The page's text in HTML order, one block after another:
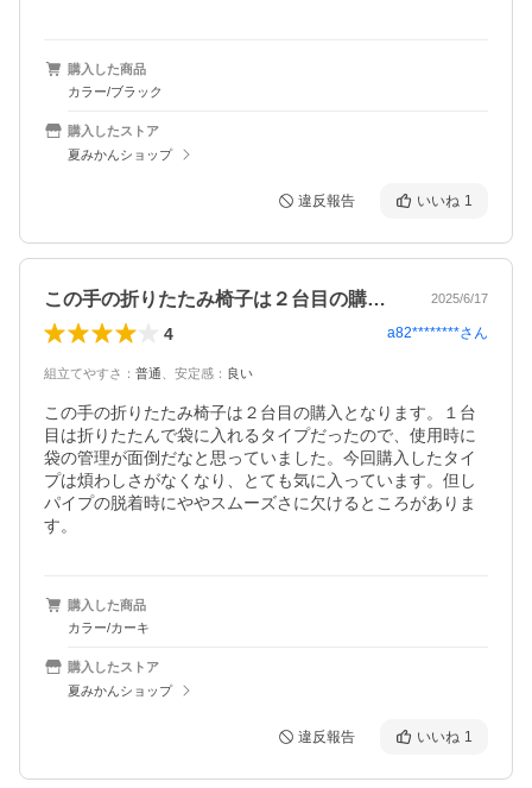
購入した商品
カラー/ブラック
購入したストア
夏みかんショップ
違反報告 いいね 1
この手の折りたたみ椅子は２台目の購入と… 2025/6/17
4 a82********さん
組立てやすさ ： 普通 安定感 ： 良い
この手の折りたたみ椅子は２台目の購入となります。１台
目は折りたたんで袋に入れるタイプだったので、使用時に
袋の管理が面倒だなと思っていました。今回購入したタイ
プは煩わしさがなくなり、とても気に入っています。但し
パイプの脱着時にややスムーズさに欠けるところがありま
す。
購入した商品
カラー/カーキ
購入したストア
夏みかんショップ
違反報告 いいね 1